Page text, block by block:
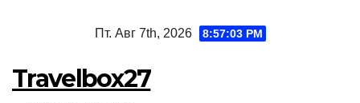
Пт. Авг 7th, 2026 8:57:05 PM
Travelbox27